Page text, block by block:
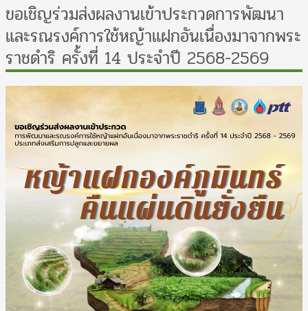
ขอเชิญร่วมส่งผลงานเข้าประกวดการพัฒนา
และรณรงค์การใช้หญ้าแฝกอันเนื่องมาจากพระ
ราชดำริ ครั้งที่ 14 ประจำปี 2568-2569